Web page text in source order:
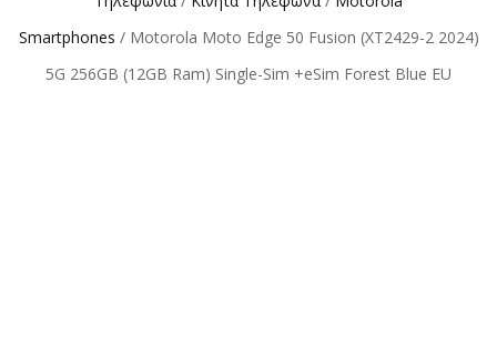
Smartphones / Motorola Moto Edge 50 Fusion (XT2429-2 2024)
5G 256GB (12GB Ram) Single-Sim +eSim Forest Blue EU